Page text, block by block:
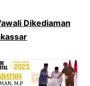
Dikediaman